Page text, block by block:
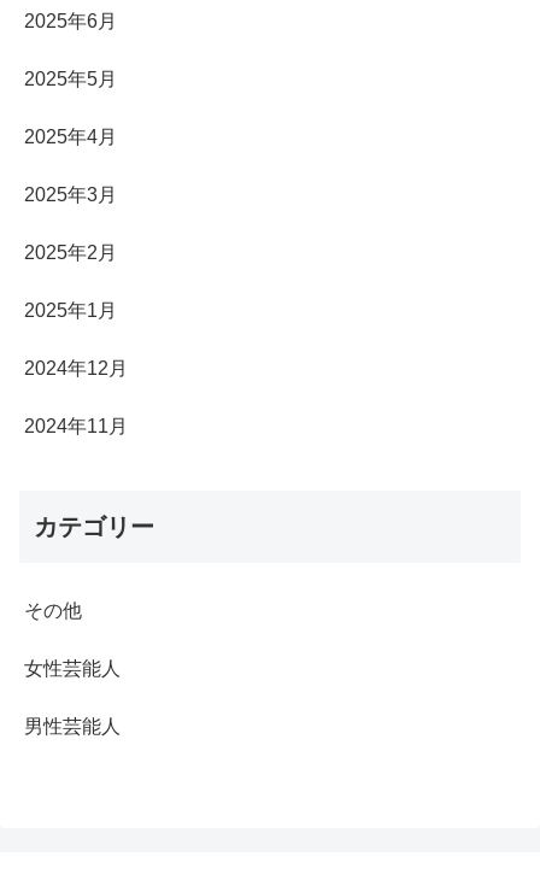
2025年6月
2025年5月
2025年4月
2025年3月
2025年2月
2025年1月
2024年12月
2024年11月
カテゴリー
その他
女性芸能人
男性芸能人